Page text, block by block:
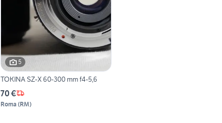
5
TOKINA SZ-X 60-300 mm f4-5,6
70 €
Roma (RM)